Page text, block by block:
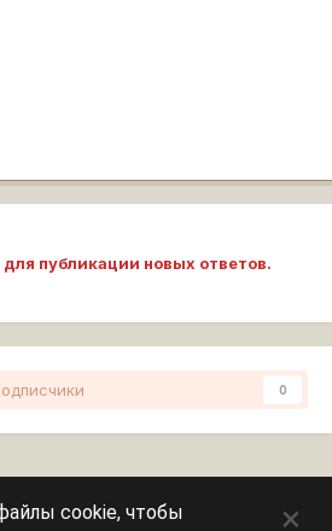
публикации новых ответов.
0
cookie, чтобы
×